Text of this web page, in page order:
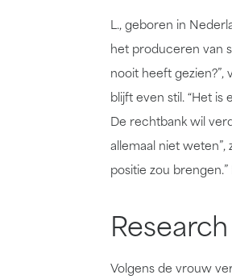
L., geboren in
het produceren van
nooit heeft gezien?”,
blijft even stil. “Het
De rechtbank wil
allemaal niet weten”,
positie zou
Volgens de vrouw